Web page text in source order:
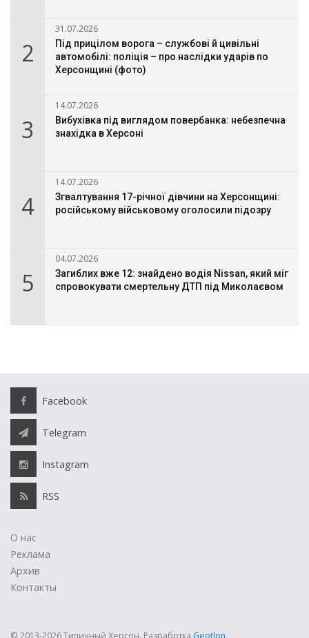
2
31.07.2026
Під прицілом ворога – службові й цивільні
автомобілі: поліція – про наслідки ударів по
Херсонщині (фото)
3
14.07.2026
Вибухівка під виглядом повербанка: небезпечна
знахідка в Херсоні
4
14.07.2026
Згвалтування 17-річної дівчини на Херсонщині:
російському військовому оголосили підозру
5
04.07.2026
Загиблих вже 12: знайдено водія Nissan, який міг
спровокувати смертельну ДТП під Миколаєвом
Facebook
Telegram
Instagram
RSS
О нас
Реклама
Архив
Контакты